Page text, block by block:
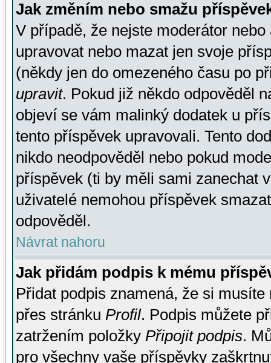
Jak změním nebo smažu
V případě, že nejste moderátor
upravovat nebo mazat jen svoje
(někdy jen do omezeného času po
upravit. Pokud již někdo odpověděl
objeví se vám malinký dodatek u
tento příspěvek upravovali. Tento
nikdo neodpověděl nebo pokud
příspěvek (ti by měli sami zanechat
uživatelé nemohou příspěvek
odpověděl.
Návrat nahoru
Jak přidám podpis k mému
Přidat podpis znamená, že si
přes stránku Profil. Podpis můžete
zatržením položky Připojit podpis.
pro všechny vaše příspěvky